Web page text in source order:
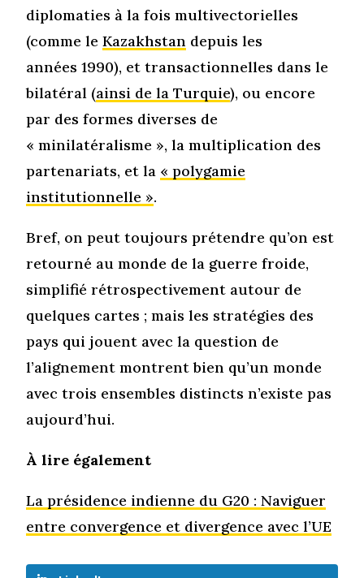
diplomaties à la fois multivectorielles
(comme leKazakhstan depuis les
années 1990), et transactionnelles dans le
bilatéral (ainsi de la Turquie), ou encore
par des formes diverses de
« minilatéralisme », la multiplication des
partenariats, et la « polygamie
institutionnelle ».
Bref, on peut toujours prétendre qu’on est
retourné au monde de la guerre froide,
simplifié rétrospectivement autour de
quelques cartes ; mais les stratégies des
pays qui jouent avec la question de
l’alignement montrent bien qu’un monde
avec trois ensembles distincts n’existe pas
aujourd’hui.
À lire également
La présidence indienne du G20 : Naviguer
entre convergence et divergence avec l’UE